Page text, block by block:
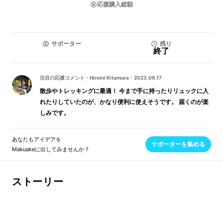
応援購入総額
サポーター 残り
終了
注目の応援コメント ・ Hiromi Kitamura ・ 2023.06.17
散歩やトレッキングに最適！ 今まで手に持ったりリュックに入
れたりしていたのが、かなり便利に使えそうです。 届くのが楽
しみです。
あなたもアイデアを
Makuakeに出してみませんか？
サポーターを集める
ストーリー